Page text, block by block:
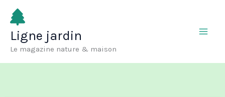
Aller
contenu
Ligne jardin
Le magazine nature & maison